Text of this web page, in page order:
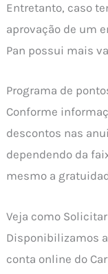
Entretanto, caso
aprovação de um
Pan possui mais
Programa de
Conforme
descontos nas
dependendo da
mesmo a
Veja como Solicitar
Disponibilizamos
conta online do